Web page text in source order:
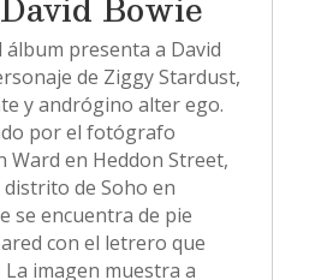
álbum presenta a David
de Ziggy Stardust,
y andrógino alter ego.
por el fotógrafo
Ward en Heddon Street,
distrito de Soho en
se encuentra de pie
con el letrero que
La imagen muestra a